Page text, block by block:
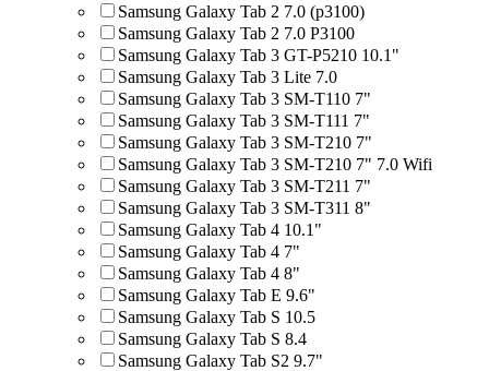
Samsung Galaxy Tab 2 7.0 (p3100)
Samsung Galaxy Tab 2 7.0 P3100
Samsung Galaxy Tab 3 GT-P5210 10.1"
Samsung Galaxy Tab 3 Lite 7.0
Samsung Galaxy Tab 3 SM-T110 7"
Samsung Galaxy Tab 3 SM-T111 7"
Samsung Galaxy Tab 3 SM-T210 7"
Samsung Galaxy Tab 3 SM-T210 7" 7.0 Wifi
Samsung Galaxy Tab 3 SM-T211 7"
Samsung Galaxy Tab 3 SM-T311 8"
Samsung Galaxy Tab 4 10.1"
Samsung Galaxy Tab 4 7"
Samsung Galaxy Tab 4 8"
Samsung Galaxy Tab E 9.6"
Samsung Galaxy Tab S 10.5
Samsung Galaxy Tab S 8.4
Samsung Galaxy Tab S2 9.7"